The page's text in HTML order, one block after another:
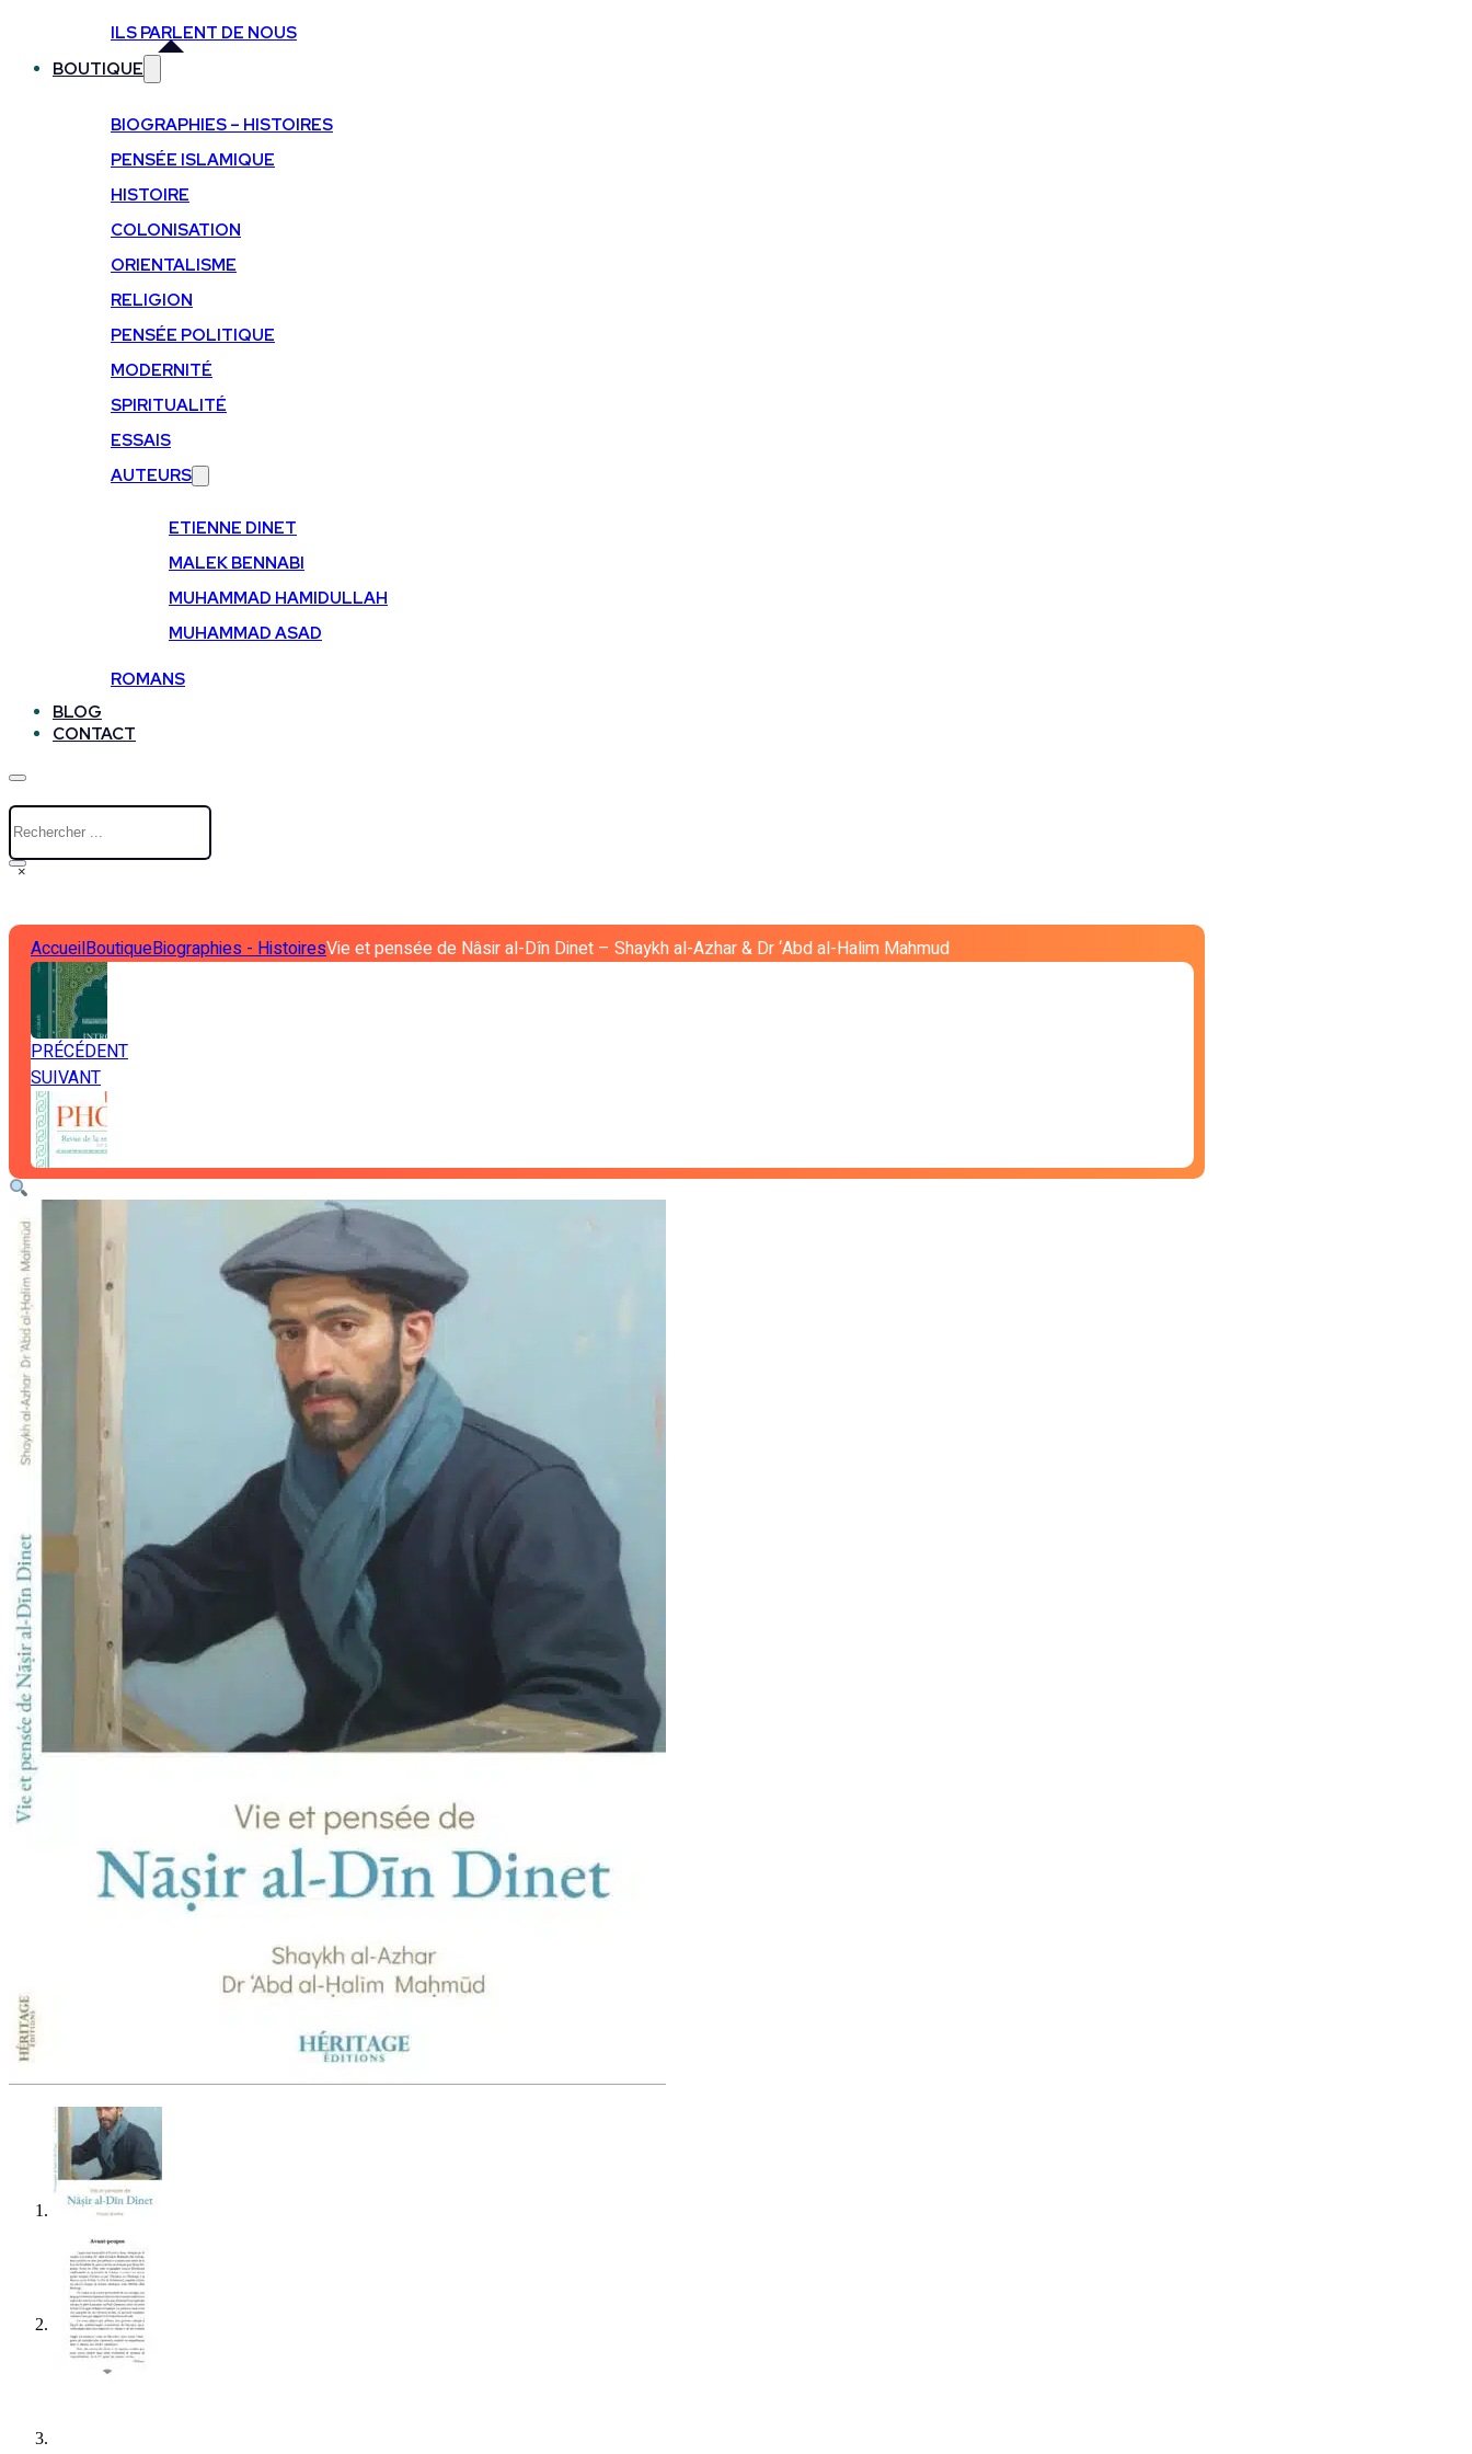
ILS PARLENT DE NOUS
BOUTIQUE
BIOGRAPHIES – HISTOIRES
PENSÉE ISLAMIQUE
HISTOIRE
COLONISATION
ORIENTALISME
RELIGION
PENSÉE POLITIQUE
MODERNITÉ
SPIRITUALITÉ
ESSAIS
AUTEURS
ETIENNE DINET
MALEK BENNABI
MUHAMMAD HAMIDULLAH
MUHAMMAD ASAD
ROMANS
BLOG
CONTACT
Rechercher
×
AccueilBoutiqueBiographies - HistoiresVie et pensée de Nâsir al-Dîn Dinet – Shaykh al-Azhar & Dr ‘Abd al-Halim Mahmud
PRÉCÉDENT
SUIVANT